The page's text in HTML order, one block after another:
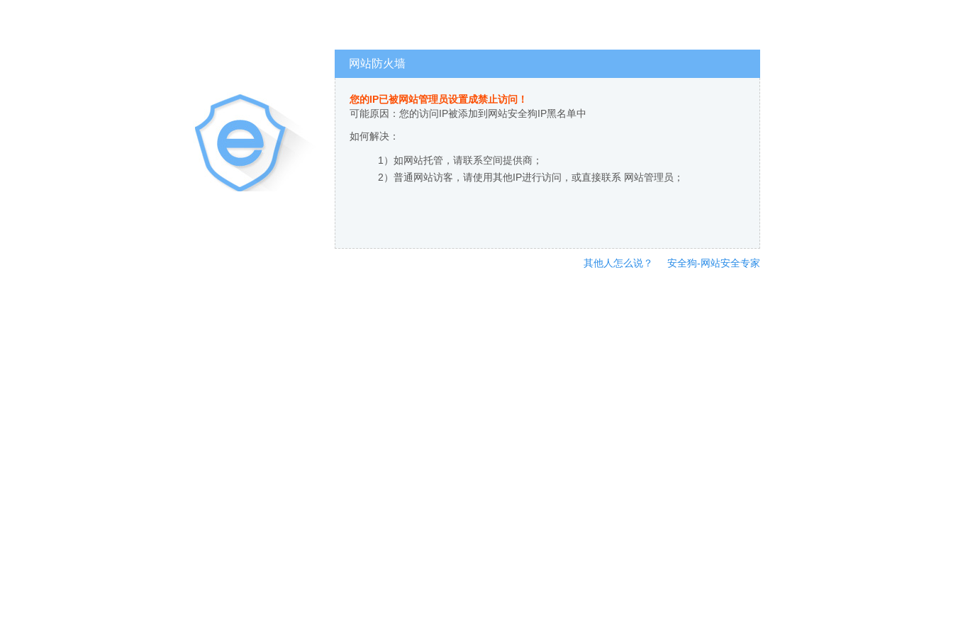
网站防火墙
您的IP已被网站管理员设置成禁止访问！
可能原因：您的访问IP被添加到网站安全狗IP黑名单中
如何解决：
1）如网站托管，请联系空间提供商；
2）普通网站访客，请使用其他IP进行访问，或直接联系 网站管理员；
其他人怎么说？ 安全狗-网站安全专家